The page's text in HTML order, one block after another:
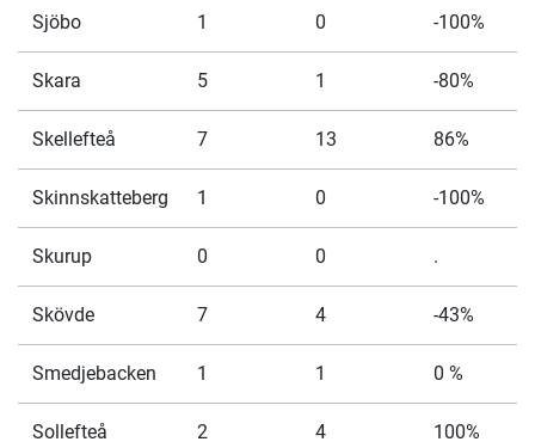
Sjöbo 1 0 -100%
Skara 5 1 -80%
Skellefteå 7 13 86%
Skinnskatteberg 1 0 -100%
Skurup 0 0 .
Skövde 7 4 -43%
Smedjebacken 1 1 0 %
Sollefteå 2 4 100%